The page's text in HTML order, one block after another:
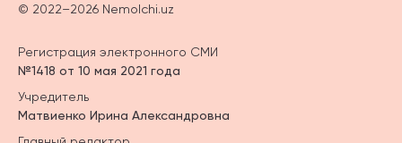
© 2022–2026 Nemolchi.uz
Регистрация электронного СМИ
№1418 от 10 мая 2021 года
Учредитель
Матвиенко Ирина Александровна